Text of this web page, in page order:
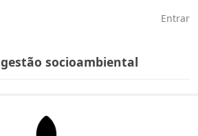
Entrar
gestão socioambiental